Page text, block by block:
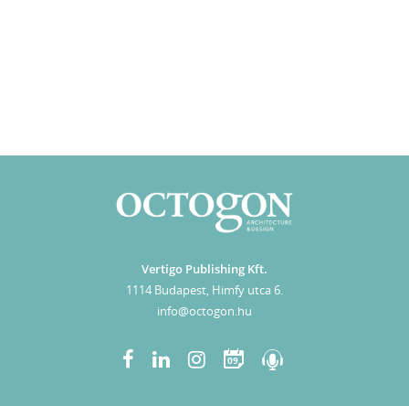
Vertigo Publishing Kft.
1114 Budapest, Himfy utca 6.
info@octogon.hu
09